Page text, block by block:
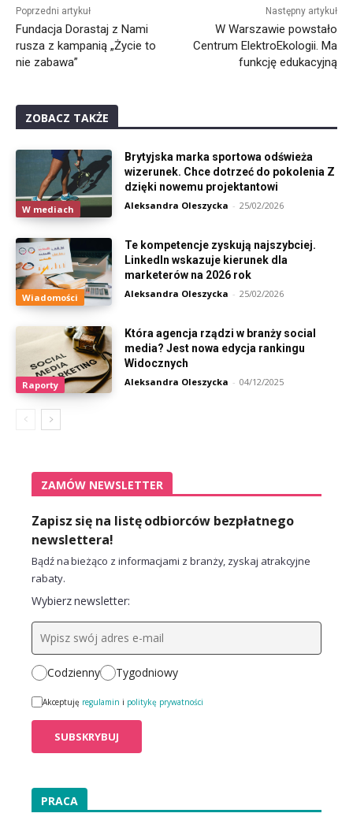
Poprzedni artykuł
Fundacja Dorastaj z Nami
rusza z kampanią „Życie to
nie zabawa”
Następny artykuł
W Warszawie powstało
Centrum ElektroEkologii. Ma
funkcję edukacyjną
ZOBACZ TAKŻE
W mediach
Brytyjska marka sportowa odświeża
wizerunek. Chce dotrzeć do pokolenia Z
dzięki nowemu projektantowi
Aleksandra Oleszycka - 25/02/2026
Wiadomości
Te kompetencje zyskują najszybciej.
LinkedIn wskazuje kierunek dla
marketerów na 2026 rok
Aleksandra Oleszycka - 25/02/2026
Raporty
Która agencja rządzi w branży social
media? Jest nowa edycja rankingu
Widocznych
Aleksandra Oleszycka - 04/12/2025
ZAMÓW NEWSLETTER
Zapisz się na listę odbiorców bezpłatnego
newslettera!
Bądź na bieżąco z informacjami z branży, zyskaj atrakcyjne
rabaty.
Wybierz newsletter:
Codzienny Tygodniowy
Akceptuję regulamin i politykę prywatności
PRACA